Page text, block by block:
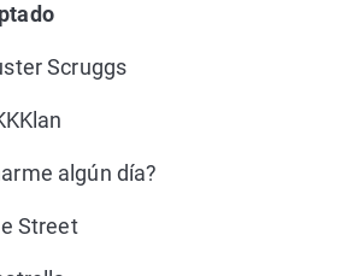
Scruggs
algún día?
Street